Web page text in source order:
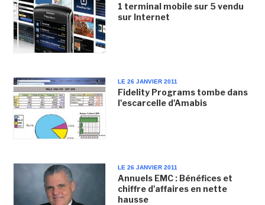
1 terminal mobile sur 5 vendu
sur Internet
LE 26 JANVIER 2011
Fidelity Programs tombe dans
l'escarcelle d'Amabis
LE 26 JANVIER 2011
Annuels EMC : Bénéfices et
chiffre d'affaires en nette
hausse